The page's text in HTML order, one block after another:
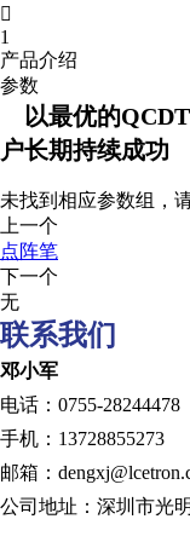

1
产品介绍
参数
以最优的
户长期持续成功
未找到相应参数组，
上一个
点阵笔
下一个
无
联系我们
邓小军
电话：0755-28244478
手机：13728855273
邮箱：
公司地址：深圳市光